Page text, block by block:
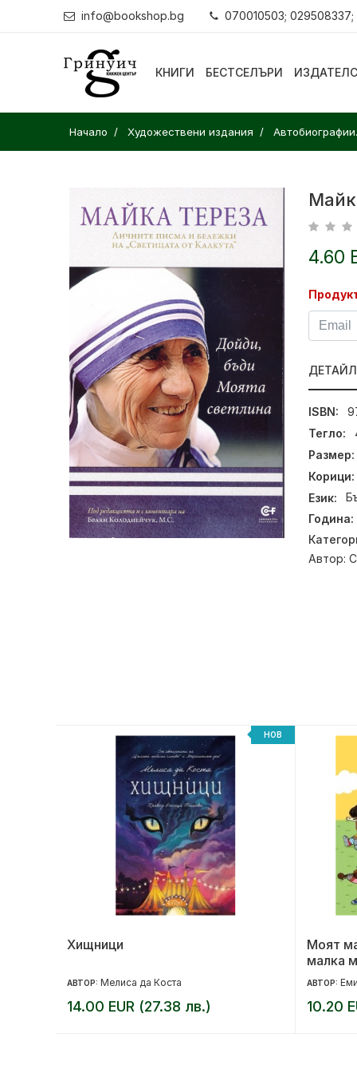
info@bookshop.bg 070010503; 029508337;
КНИГИ БЕСТСЕЛЪРИ
Начало Художествени издания
4.60
ISBN:
Тегло:
Размер:
Корици:
Език:
Година:
Автор:
НОВ
Хищници
АВТОР: Мелиса да Коста
14.00 EUR (27.38 лв.)
Моят
малка
АВТОР:
10.20